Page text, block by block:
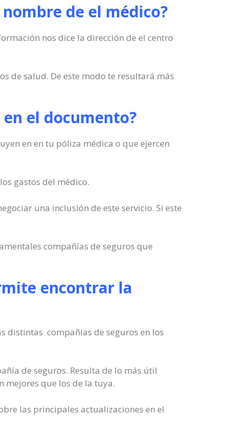
de el médico?
nos dice la dirección de el centro
de salud. De este modo te resultará más
el documento?
en en tu póliza médica o que ejercen
gastos del médico.
una inclusión de este servicio. Si este
compañías de seguros que
encontrar la
distintas compañías de seguros en los
de seguros. Resulta de lo más útil
mejores que los de la tuya.
las principales actualizaciones en el